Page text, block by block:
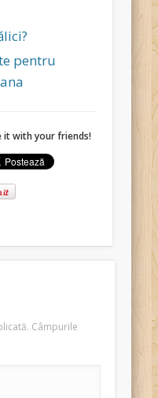
pentru
it with your friends!
Câmpurile